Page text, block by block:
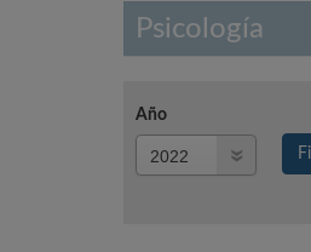
Psicología
Año